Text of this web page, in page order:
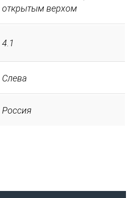
открытым верхом
4.1
Слева
Россия